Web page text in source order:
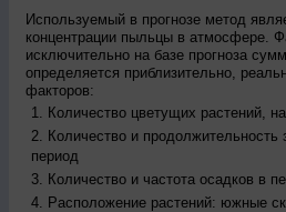
Используемый в прогнозе метод
концентрации пыльцы в атмосфере.
исключительно на базе прогноза
определяется приблизительно,
факторов:
Количество цветущих растений,
Количество и продолжительность
период
Количество и частота осадков в
Расположение растений: южные